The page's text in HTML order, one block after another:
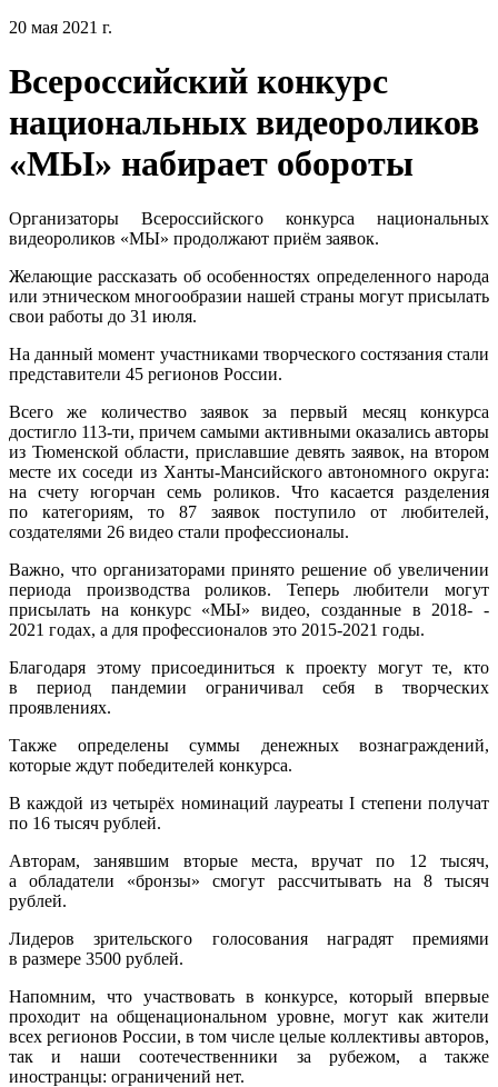
20 мая 2021 г.
Всероссийский конкурс
национальных видеороликов
«МЫ» набирает обороты
Организаторы Всероссийского конкурса национальных
видеороликов «МЫ» продолжают приём заявок.
Желающие рассказать об особенностях определенного народа
или этническом многообразии нашей страны могут присылать
свои работы до 31 июля.
На данный момент участниками творческого состязания стали
представители 45 регионов России.
Всего же количество заявок за первый месяц конкурса
достигло 113-ти, причем самыми активными оказались авторы
из Тюменской области, приславшие девять заявок, на втором
месте их соседи из Ханты-Мансийского автономного округа:
на счету югорчан семь роликов. Что касается разделения
по категориям, то 87 заявок поступило от любителей,
создателями 26 видео стали профессионалы.
Важно, что организаторами принято решение об увеличении
периода производства роликов. Теперь любители могут
присылать на конкурс «МЫ» видео, созданные в 2018- ­
2021 годах, а для профессионалов это 2015-2021 годы.
Благодаря этому присоединиться к проекту могут те, кто
в период пандемии ограничивал себя в творческих
проявлениях.
Также определены суммы денежных вознаграждений,
которые ждут победителей конкурса.
В каждой из четырёх номинаций лауреаты I степени получат
по 16 тысяч рублей.
Авторам, занявшим вторые места, вручат по 12 тысяч,
а обладатели «бронзы» смогут рассчитывать на 8 тысяч
рублей.
Лидеров зрительского голосования наградят премиями
в размере 3500 рублей.
Напомним, что участвовать в конкурсе, который впервые
проходит на общенациональном уровне, могут как жители
всех регионов России, в том числе целые коллективы авторов,
так и наши соотечественники за рубежом, а также
иностранцы: ограничений нет.